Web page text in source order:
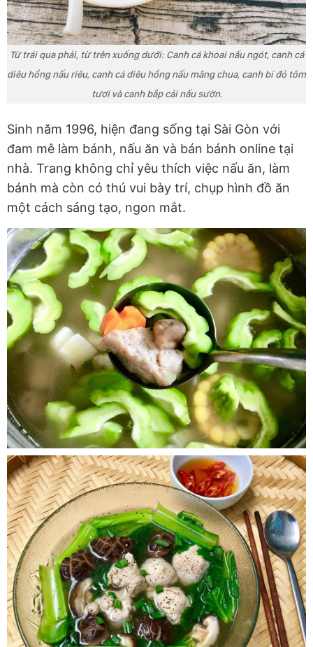
Từ trái qua phải, từ trên xuống dưới: Canh cá khoai nấu ngót, canh cá
diêu hồng nấu riêu, canh cá diêu hồng nấu măng chua, canh bí đỏ tôm
tươi và canh bắp cải nấu sườn.
Sinh năm 1996, hiện đang sống tại Sài Gòn với
đam mê làm bánh, nấu ăn và bán bánh online tại
nhà. Trang không chỉ yêu thích việc nấu ăn, làm
bánh mà còn có thú vui bày trí, chụp hình đồ ăn
một cách sáng tạo, ngon mắt.